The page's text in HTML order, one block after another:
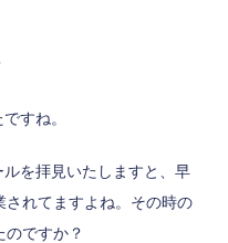
すね。
を拝見いたしますと、早
れてますよね。その時の
ですか？